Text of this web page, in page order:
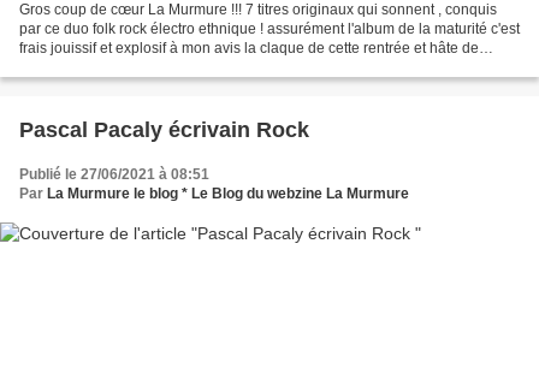
Gros coup de cœur La Murmure !!! 7 titres originaux qui sonnent , conquis
par ce duo folk rock électro ethnique ! assurément l'album de la maturité c'est
frais jouissif et explosif à mon avis la claque de cette rentrée et hâte de
Pascal Pacaly écrivain Rock
Publié le 27/06/2021 à 08:51
Par La Murmure le blog * Le Blog du webzine La Murmure